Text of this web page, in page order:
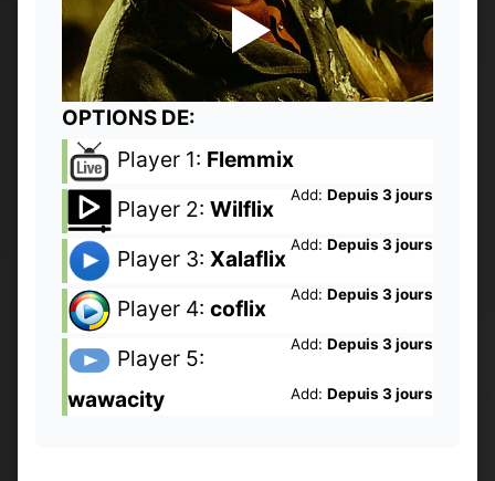
OPTIONS DE:
Player 1: Flemmix
Add: Depuis 3 jours
Player 2: Wilflix
Add: Depuis 3 jours
Player 3: Xalaflix
Add: Depuis 3 jours
Player 4: coflix
Add: Depuis 3 jours
Player 5:
wawacity
Add: Depuis 3 jours